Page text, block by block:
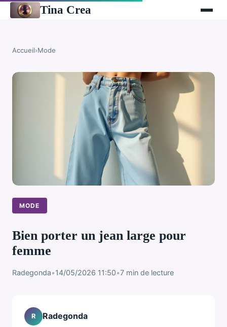
Tina Crea
Accueil›Mode
MODE
Bien porter un jean large pour
femme
Radegonda•14/05/2026 11:50•7 min de lecture
R Radegonda